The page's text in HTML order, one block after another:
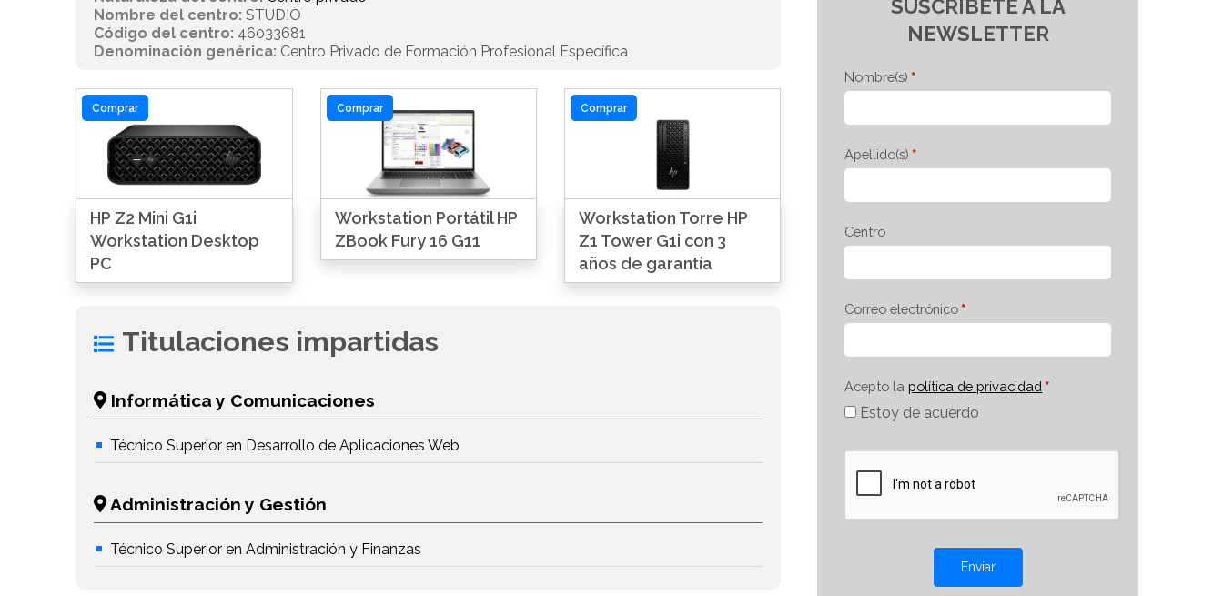
Nombre del centro: STUDIO
Código del centro: 46033681
Denominación genérica: Centro Privado de Formación Profesional Específica
Comprar
HP Z2 Mini G1i
Workstation Desktop
PC
Comprar
Workstation Portátil HP
ZBook Fury 16 G11
Comprar
Workstation Torre HP
Z1 Tower G1i con 3
años de garantía
Titulaciones impartidas
Informática y Comunicaciones
Técnico Superior en Desarrollo de Aplicaciones Web
Administración y Gestión
Técnico Superior en Administración y Finanzas
SUSCRÍBETE A LA
NEWSLETTER
Nombre(s)
Apellido(s)
Centro
Correo electrónico
Acepto la política de privacidad
Estoy de acuerdo
Enviar